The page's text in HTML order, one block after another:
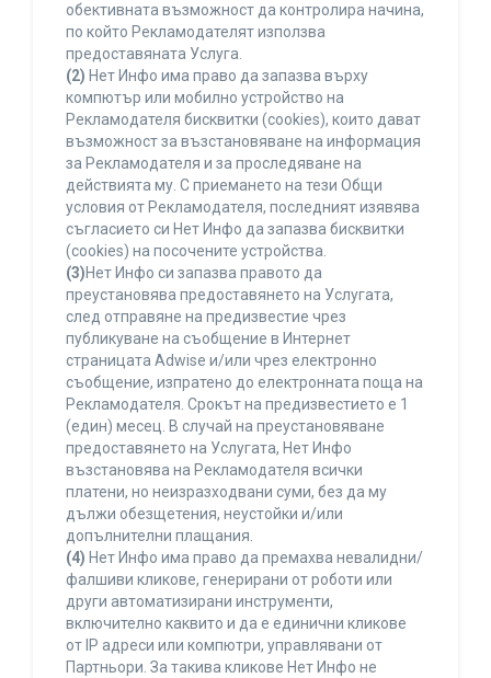
обективната възможност да контролира начина,
по който Рекламодателят използва
предоставяната Услуга.
(2) Нет Инфо има право да запазва върху
компютър или мобилно устройство на
Рекламодателя бисквитки (cookies), които дават
възможност за възстановяване на информация
за Рекламодателя и за проследяване на
действията му. С приемането на тези Общи
условия от Рекламодателя, последният изявява
съгласието си Нет Инфо да запазва бисквитки
(cookies) на посочените устройства.
(3)Нет Инфо си запазва правото да
преустановява предоставянето на Услугата,
след отправяне на предизвестие чрез
публикуване на съобщение в Интернет
страницата Adwise и/или чрез електронно
съобщение, изпратено до електронната поща на
Рекламодателя. Срокът на предизвестието е 1
(един) месец. В случай на преустановяване
предоставянето на Услугата, Нет Инфо
възстановява на Рекламодателя всички
платени, но неизразходвани суми, без да му
дължи обезщетения, неустойки и/или
допълнителни плащания.
(4) Нет Инфо има право да премахва невалидни/
фалшиви кликове, генерирани от роботи или
други автоматизирани инструменти,
включително каквито и да е единични кликове
от IP адреси или компютри, управлявани от
Партньори. За такива кликове Нет Инфо не